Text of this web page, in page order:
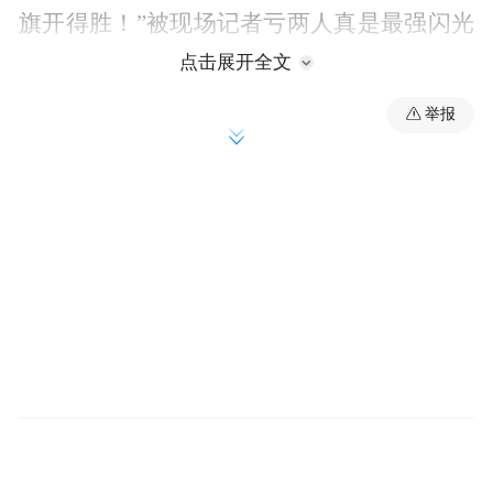
旗开得胜！”被现场记者亏两人真是最强闪光
灯，但李晨却不以为然，认为他们只是分享
也只是生活的一部分，并不觉得彼此有大家
点击展开全文
举报